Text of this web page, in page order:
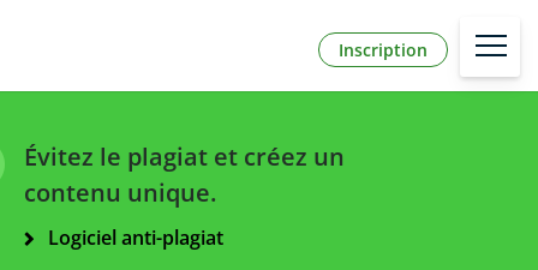
Inscription
Évitez le plagiat et créez un
contenu unique.
Logiciel anti-plagiat